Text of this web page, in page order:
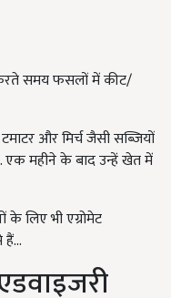
समय फसलों में कीट/
और मिर्च जैसी सब्जियों
महीने के बाद उन्हें खेत में
लिए भी एग्रोमेट